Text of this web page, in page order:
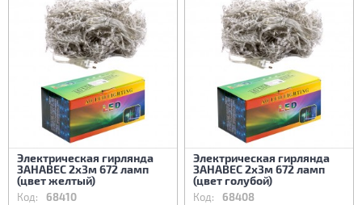
Электрическая гирлянда
ЗАНАВЕС 2х3м 672 ламп
(цвет желтый)
Код: 68410
Электрическая гирлянда
ЗАНАВЕС 2х3м 672 ламп
(цвет голубой)
Код: 68408